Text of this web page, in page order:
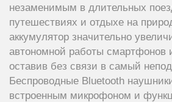
незаменимым в длительных
путешествиях и отдыхе на
аккумулятор значительно
автономной работы смартфонов
оставив без связи в самый
Беспроводные Bluetooth
встроенным микрофоном и